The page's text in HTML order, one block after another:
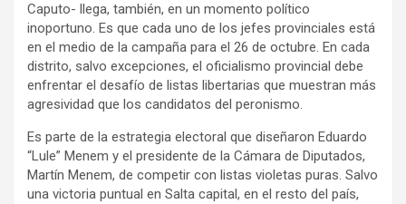
Caputo- llega, también, en un momento político
inoportuno. Es que cada uno de los jefes provinciales está
en el medio de la campaña para el 26 de octubre. En cada
distrito, salvo excepciones, el oficialismo provincial debe
enfrentar el desafío de listas libertarias que muestran más
agresividad que los candidatos del peronismo.
Es parte de la estrategia electoral que diseñaron Eduardo
“Lule” Menem y el presidente de la Cámara de Diputados,
Martín Menem, de competir con listas violetas puras. Salvo
una victoria puntual en Salta capital, en el resto del país,